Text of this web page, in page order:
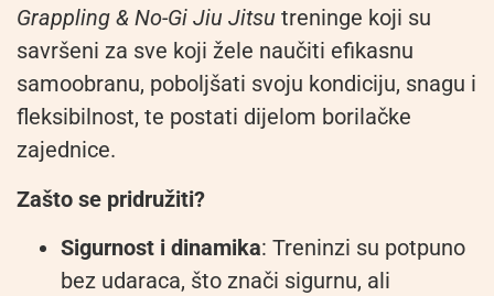
Grappling & No-Gi Jiu Jitsu treninge koji su
savršeni za sve koji žele naučiti efikasnu
samoobranu, poboljšati svoju kondiciju, snagu i
fleksibilnost, te postati dijelom borilačke
zajednice.
Zašto se pridružiti?
Sigurnost i dinamika: Treninzi su potpuno
bez udaraca, što znači sigurnu, ali